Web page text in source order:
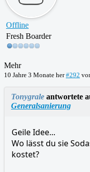
Offline
Fresh Boarder
Mehr
10 Jahre 3 Monate her #292
Tonygrale antwortete
Generalsanierung
Geile Idee...
Wo lässt du sie
kostet?